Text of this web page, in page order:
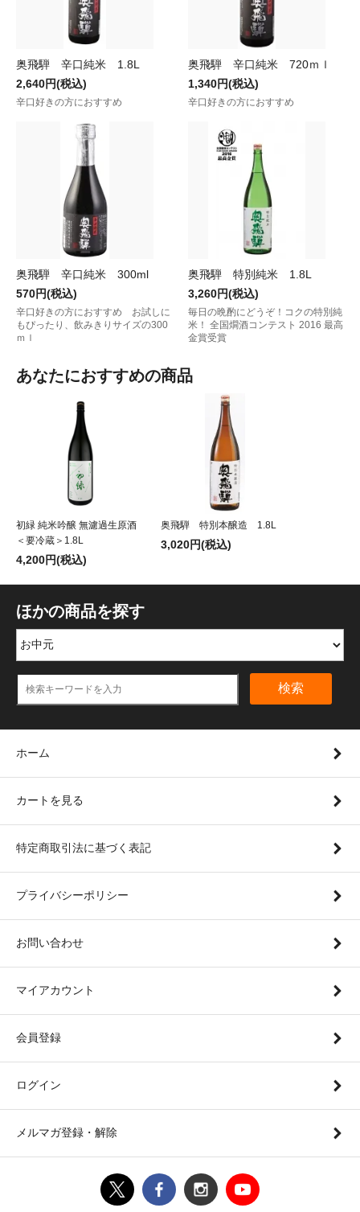
奥飛騨 辛口純米 1.8L
2,640円(税込)
辛口好きの方におすすめ
奥飛騨 辛口純米 720ｍｌ
1,340円(税込)
辛口好きの方におすすめ
奥飛騨 辛口純米 300ml
570円(税込)
辛口好きの方におすすめ お試しに
もぴったり、飲みきりサイズの300
ｍｌ
奥飛騨 特別純米 1.8L
3,260円(税込)
毎日の晩酌にどうぞ！コクの特別純
米！ 全国燗酒コンテスト 2016 最高
金賞受賞
あなたにおすすめの商品
初緑 純米吟醸 無濾過生原酒
＜要冷蔵＞1.8L
4,200円(税込)
奥飛騨 特別本醸造 1.8L
3,020円(税込)
ほかの商品を探す
検索
ホーム
カートを見る
特定商取引法に基づく表記
プライバシーポリシー
お問い合わせ
マイアカウント
会員登録
ログイン
メルマガ登録・解除